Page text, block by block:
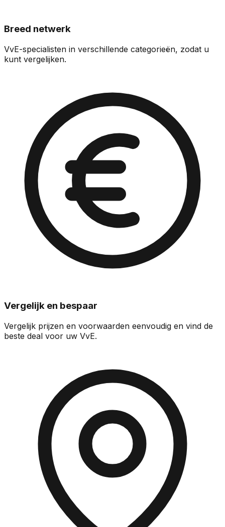
Breed netwerk
VvE-specialisten in verschillende categorieën, zodat u
kunt vergelijken.
Vergelijk en bespaar
Vergelijk prijzen en voorwaarden eenvoudig en vind de
beste deal voor uw VvE.